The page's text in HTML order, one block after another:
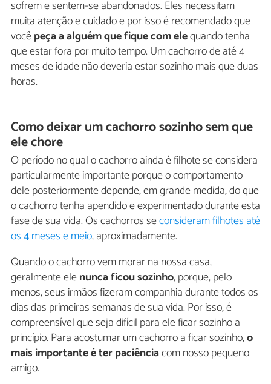
sofrem e sentem-se abandonados. Eles necessitam
muita atenção e cuidado e por isso é recomendado que
vocêpeça a alguém que fique com elequando tenha
que estar fora por muito tempo. Um cachorro de até 4
meses de idade não deveria estar sozinho mais que duas
horas.
Como deixar um cachorro sozinho sem que
ele chore
O período no qual o cachorro ainda é filhote se considera
particularmente importante porque o comportamento
dele posteriormente depende, em grande medida, do que
o cachorro tenha apendido e experimentado durante esta
fase de sua vida. Os cachorros seconsideram filhotes até
os 4 meses e meio, aproximadamente.
Quando o cachorro vem morar na nossa casa,
geralmente elenunca ficou sozinho, porque, pelo
menos, seus irmãos fizeram companhia durante todos os
dias das primeiras semanas de sua vida. Por isso, é
compreensível que seja difícil para ele ficar sozinho a
princípio. Para acostumar um cachorro a ficar sozinho,o
mais importante é ter paciênciacom nosso pequeno
amigo.